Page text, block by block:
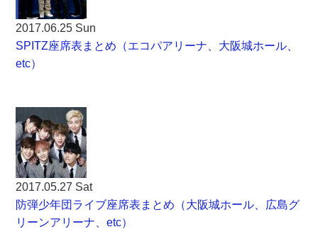
2017.06.25 Sun
SPITZ座席表まとめ（エコパアリーナ、大阪城ホール、
etc）
2017.05.27 Sat
防弾少年団ライブ座席表まとめ（大阪城ホール、広島グ
リーンアリーナ、etc）